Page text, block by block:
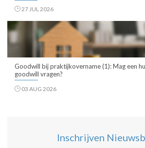
27 JUL 2026
Goodwill bij praktijkovername (1): Mag een
goodwill vragen?
03 AUG 2026
Inschrijven